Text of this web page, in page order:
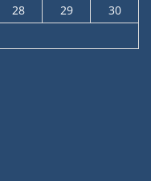
28 29
30